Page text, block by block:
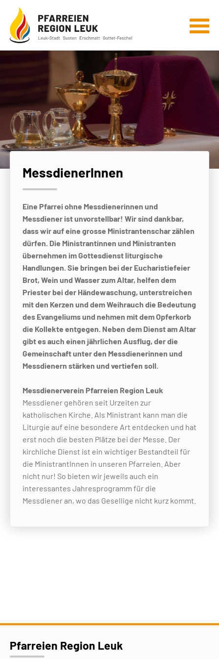
MessdienerInnen
Eine Pfarrei ohne Messdienerinnen und
Messdiener ist unvorstellbar! Wir sind dankbar,
dass wir auf eine grosse Ministrantenschar zählen
dürfen. Die Ministrantinnen und Ministranten
übernehmen im Gottesdienst liturgische
Handlungen. Sie bringen bei der Eucharistiefeier
Brot, Wein und Wasser zum Altar, helfen dem
Priester bei der Händewaschung, unterstreichen
mit den Kerzen und dem Weihrauch die Bedeutung
des Evangeliums und nehmen mit dem Opferkorb
die Kollekte entgegen. Neben dem Dienst am Altar
gibt es auch einen jährlichen Ausflug, der die
Gemeinschaft unter den Messdienerinnen und
Messdienern stärken und vertiefen soll.
Messdienerverein Pfarreien Region Leuk
Messdiener gehören seit Urzeiten zur
katholischen Kirche. Als Ministrant kann man die
Liturgie auf eine besondere Art entdecken und hat
erst noch die besten Plätze bei der Messe. Der
kirchliche Dienst ist ein wichtiger Bestandteil für
die MinistrantInnen in unseren Pfarreien. Aber
nicht nur! So bieten wir jeweils auch ein
interessantes Jahresprogramm für die
Messdiener an, wo das Gesellige nicht kurz kommt.
Pfarreien Region Leuk